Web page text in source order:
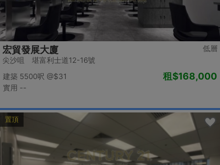
低層
宏貿發展大廈
尖沙咀 堪富利士道12-16號
建築 5500呎 @$31
實用 --
租$168,000
置頂